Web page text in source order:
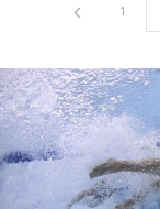
Página
1